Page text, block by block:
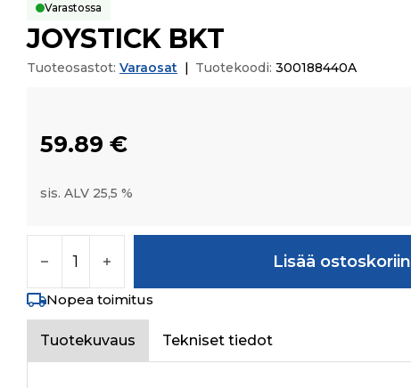
Varastossa
JOYSTICK BKT
Tuoteosastot: Varaosat | Tuotekoodi: 300188440A
59.89 €
sis. ALV 25,5 %
Lisää ostoskoriin
Nopea toimitus
Tuotekuvaus Tekniset tiedot